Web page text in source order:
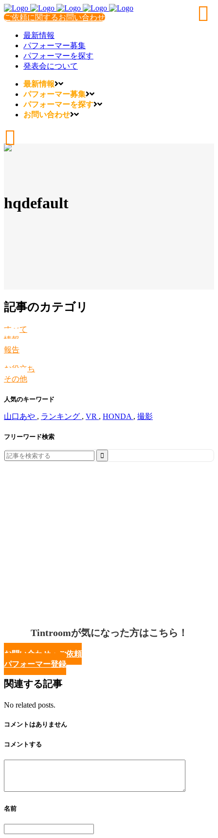
ご依頼に関するお問い合わせ
最新情報
パフォーマー募集
パフォーマーを探す
発表会について
最新情報
パフォーマー募集
パフォーマーを探す
お問い合わせ
hqdefault
記事のカテゴリ
すべて
情報
報告
お役立ち
その他
人気のキーワード
山口あや , ランキング , VR , HONDA , 撮影
フリーワード検索
Search
for:
Tintroomが気になった方はこちら！
お問い合わせ・ご依頼
パフォーマー登録
関連する記事
No related posts.
コメントはありません
コメントする
名前